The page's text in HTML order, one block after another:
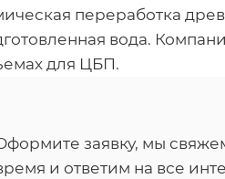
переработка
вода.
для ЦБП.
заявку, мы
и ответим на все